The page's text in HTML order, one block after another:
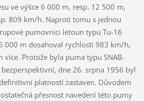
ve výšce 6 000 m, resp. 12 500 m,
809 km/h. Naproti tomu s jednou
pumovnici letoun typu Tu-16
000 m dosahoval rychlosti 983 km/h,
více. Protože byla puma typu SNAB-
dne 26. srpna 1956 byl
platností zastaven. Důvodem
přesnost navedení této pumy